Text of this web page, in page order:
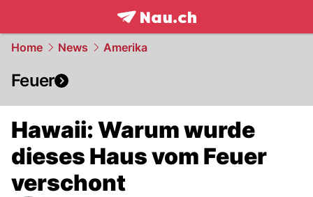
frontpage.NAU.ch
Home News Amerika
Feuer
Hawaii: Warum wurde
dieses Haus vom Feuer
verschont